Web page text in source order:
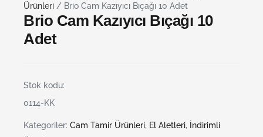
Ürünleri / Brio Cam Kazıyıcı Bıçağı 10 Adet
Brio Cam Kazıyıcı Bıçağı 10
Adet
Stok kodu:
0114-KK
Kategoriler: Cam Tamir Ürünleri, El Aletleri,
İndirimli